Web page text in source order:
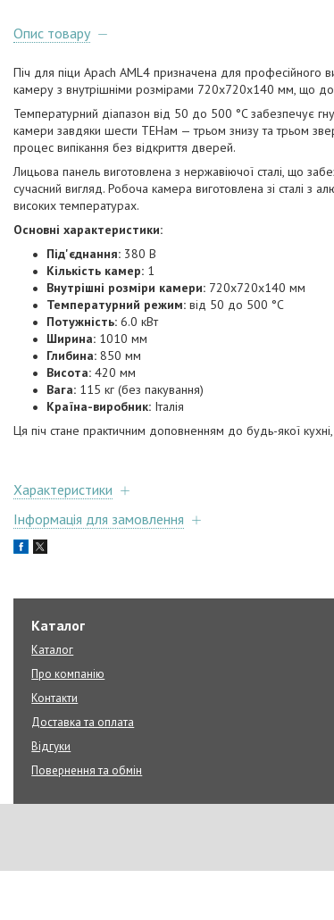
Опис товару
Піч для піци Apach AML4 призначена для професійного
камеру з внутрішніми розмірами 720x720x140 мм, що
Температурний діапазон від 50 до 500 °C забезпечує
камери завдяки шести ТЕНам — трьом знизу та трьом
процес випікання без відкриття дверей.
Лицьова панель виготовлена з нержавіючої сталі, що
сучасний вигляд. Робоча камера виготовлена зі сталі з
високих температурах.
Основні характеристики:
Під'єднання: 380 В
Кількість камер: 1
Внутрішні розміри камери: 720x720x140 мм
Температурний режим: від 50 до 500 °C
Потужність: 6.0 кВт
Ширина: 1010 мм
Глибина: 850 мм
Висота: 420 мм
Вага: 115 кг (без пакування)
Країна-виробник: Італія
Ця піч стане практичним доповненням до будь-якої
Характеристики
Інформація для замовлення
Каталог
Каталог
Про компанію
Контакти
Доставка та оплата
Відгуки
Повернення та обмін